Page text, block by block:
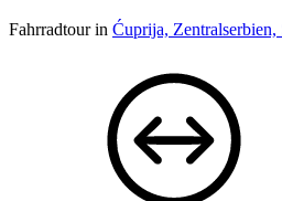
Fahrradtour in Ćuprija, Zentralserbien,